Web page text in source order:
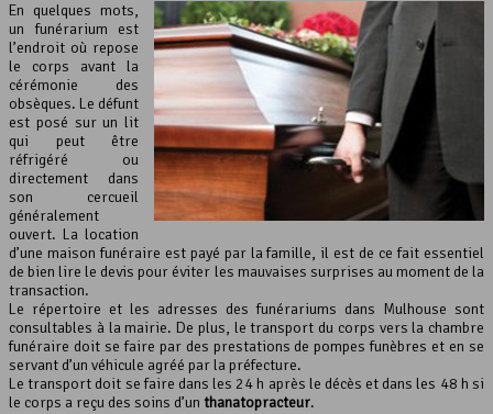
En quelques mots,
un funérarium est
l’endroit où repose
le corps avant la
cérémonie des
obsèques. Le défunt
est posé sur un lit
qui peut être
réfrigéré ou
directement dans
son cercueil
généralement
ouvert. La location
d’une maison funéraire est payé par la famille, il est de ce fait essentiel
de bien lire le devis pour éviter les mauvaises surprises au moment de la
transaction.
Le répertoire et les adresses des funérariums dans Mulhouse sont
consultables à la mairie. De plus, le transport du corps vers la chambre
funéraire doit se faire par des prestations de pompes funèbres et en se
servant d’un véhicule agréé par la préfecture.
Le transport doit se faire dans les 24 h après le décès et dans les 48 h si
le corps a reçu des soins d’un thanatopracteur.